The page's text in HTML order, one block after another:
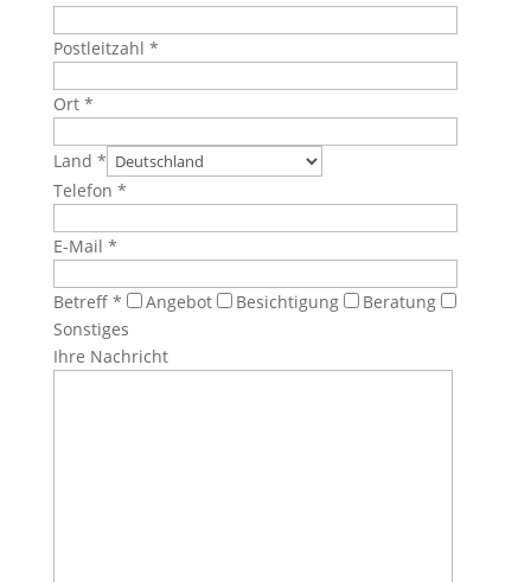
Postleitzahl *
Ort *
Land *
Telefon *
E-Mail *
Betreff * Angebot Besichtigung
Beratung
Sonstiges
Ihre Nachricht